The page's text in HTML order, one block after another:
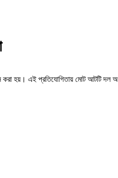
করা হয়। এই প্রতিযোগিতায় মোট আটটি দল